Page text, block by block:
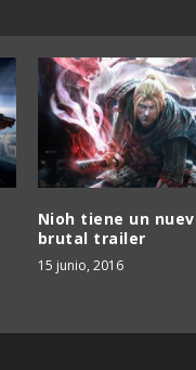
Nioh tiene un
brutal trailer
15 junio, 2016